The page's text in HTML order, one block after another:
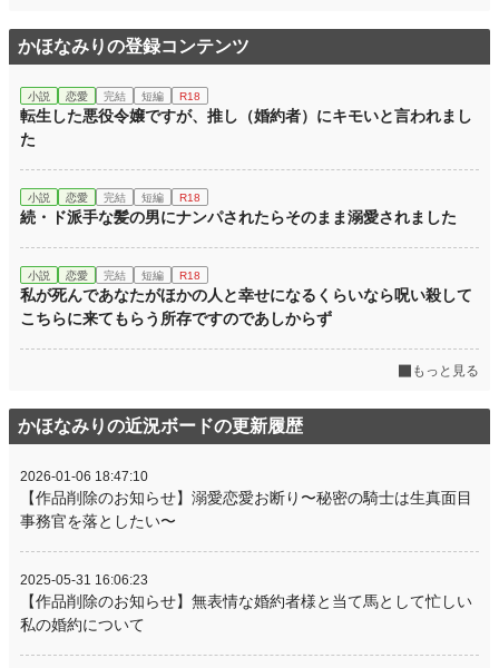
かほなみりの登録コンテンツ
小説 恋愛 完結 短編 R18
転生した悪役令嬢ですが、推し（婚約者）にキモいと言われまし
た
小説 恋愛 完結 短編 R18
続・ド派手な髪の男にナンパされたらそのまま溺愛されました
小説 恋愛 完結 短編 R18
私が死んであなたがほかの人と幸せになるくらいなら呪い殺して
こちらに来てもらう所存ですのであしからず
もっと見る
かほなみりの近況ボードの更新履歴
2026-01-06 18:47:10
【作品削除のお知らせ】溺愛恋愛お断り〜秘密の騎士は生真面目
事務官を落としたい〜
2025-05-31 16:06:23
【作品削除のお知らせ】無表情な婚約者様と当て馬として忙しい
私の婚約について